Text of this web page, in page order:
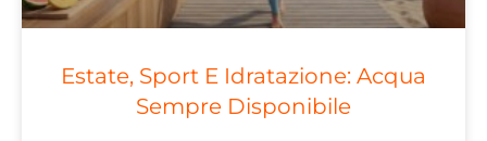
Estate, Sport E Idratazione: Acqua
Sempre Disponibile